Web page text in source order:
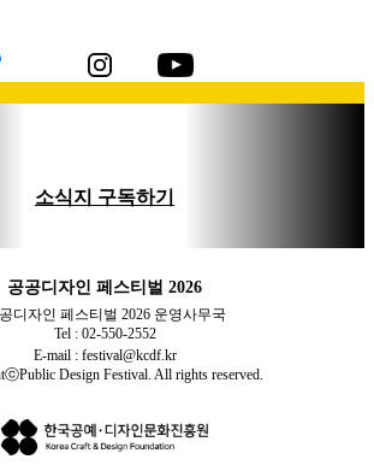
소식지 구독하기
공공디자인 페스티벌 2026
디자인 페스티벌 2026 운영사무국
Tel : 02-550-2552
E-mail : festival@kcdf.kr
Design Festival. All rights reserved.